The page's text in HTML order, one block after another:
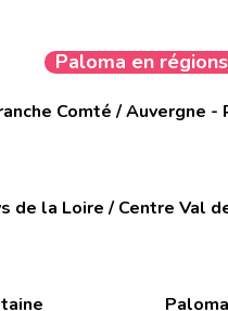
Paloma en régions
Comté / Auvergne -
de la Loire / Centre Val